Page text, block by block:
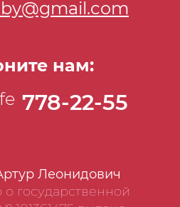
Леонидович
о государственной
нам:
778-22-55